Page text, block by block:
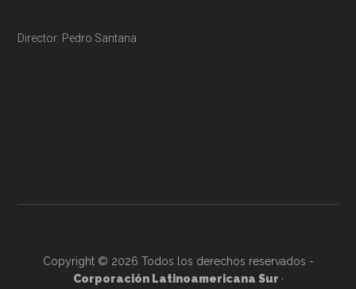
Director: Pedro Santana
Copyright © 2026 Todos los derechos reservados -
Corporación Latinoamericana Sur ·